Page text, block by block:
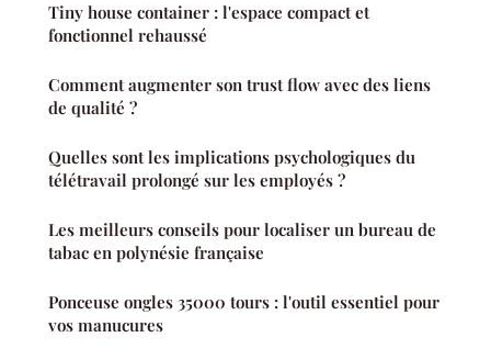
Tiny house container : l'espace compact et
fonctionnel rehaussé
Comment augmenter son trust flow avec des liens
de qualité ?
Quelles sont les implications psychologiques du
télétravail prolongé sur les employés ?
Les meilleurs conseils pour localiser un bureau de
tabac en polynésie française
Ponceuse ongles 35000 tours : l'outil essentiel pour
vos manucures